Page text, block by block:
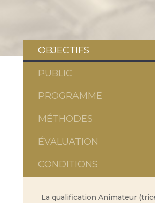
OBJECTIFS
PUBLIC
PROGRAMME
MÉTHODES
ÉVALUATION
CONDITIONS
La qualification Animateur